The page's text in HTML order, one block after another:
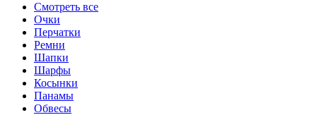
Смотреть все
Очки
Перчатки
Ремни
Шапки
Шарфы
Косынки
Панамы
Обвесы